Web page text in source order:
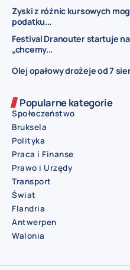
Zyski z różnic kursowych
podatku...
Festival Dranouter startuje
„chcemy...
Olej opałowy drożeje od 7
Popularne kategorie
Społeczeństwo
Bruksela
Polityka
Praca i Finanse
Prawo i Urzędy
Transport
Świat
Flandria
Antwerpen
Walonia